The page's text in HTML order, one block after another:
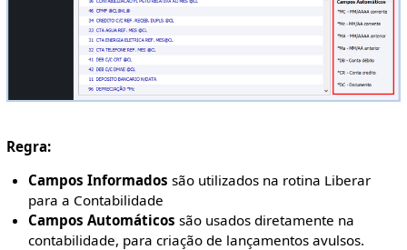
Regra:
Campos Informados são utilizados na rotina Liberar
para a Contabilidade
Campos Automáticos são usados diretamente na
contabilidade, para criação de lançamentos avulsos.